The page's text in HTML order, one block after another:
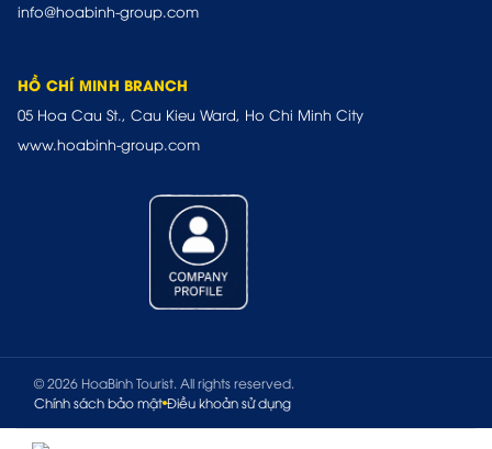
info@hoabinh-group.com
HỒ CHÍ MINH BRANCH
05 Hoa Cau St., Cau Kieu Ward, Ho Chi Minh City
www.hoabinh-group.com
© 2026 HoaBinh Tourist. All rights reserved.
Chính sách bảo mật Điều khoản sử dụng